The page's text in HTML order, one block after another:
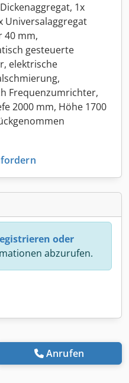
1x
Universalaggregat
40 mm,
gesteuerte
elektrische
Frequenzumrichter,
2000 mm, Höhe 1700
oder
abzurufen.
Anrufen